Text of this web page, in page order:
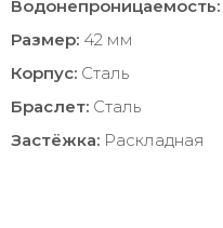
Водонепроницаемость:
Размер: 42 мм
Корпус: Сталь
Браслет: Сталь
Застёжка: Раскладная